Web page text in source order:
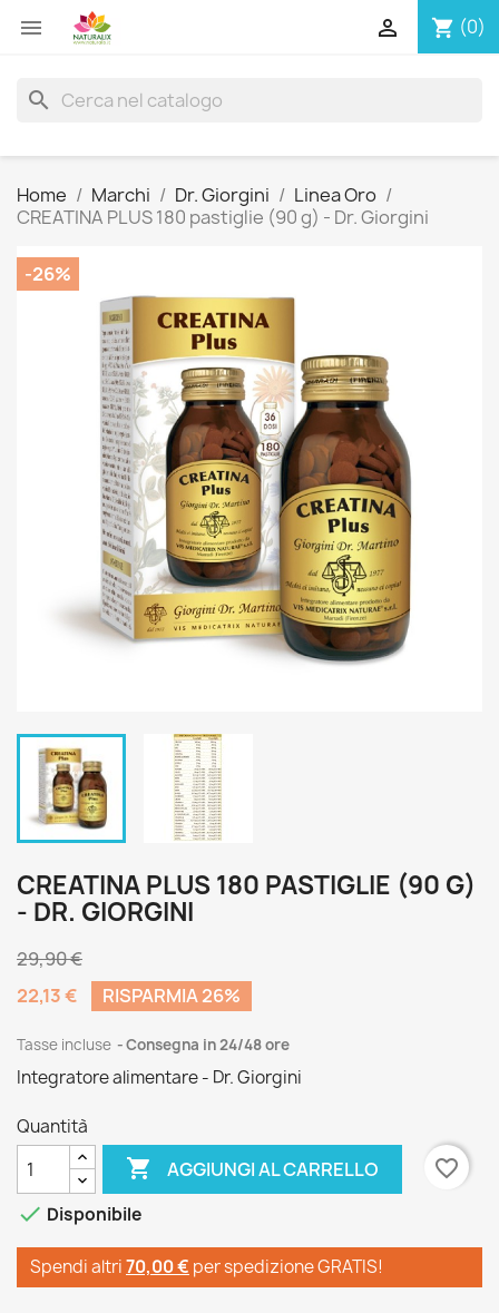
 shopping_cart (0)

search
Home Marchi Dr. Giorgini
Linea Oro
CREATINA PLUS 180 pastiglie (90 g) - Dr. Giorgini
-26%
CREATINA PLUS 180 PASTIGLIE (90 G)
- DR. GIORGINI
29,90 €
22,13 €
RISPARMIA 26%
Tasse incluse Consegna in 24/48 ore
Integratore alimentare - Dr. Giorgini
Quantità
 AGGIUNGI AL CARRELLO
favorite_border
 Disponibile
Spendi altri70,00 € per spedizione GRATIS!